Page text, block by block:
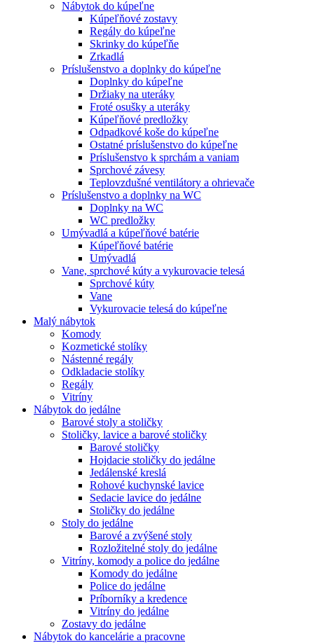
Nábytok do kúpeľne
Kúpeľňové zostavy
Regály do kúpeľne
Skrinky do kúpeľňe
Zrkadlá
Príslušenstvo a doplnky do kúpeľne
Doplnky do kúpeľne
Držiaky na uteráky
Froté osušky a uteráky
Kúpeľňové predložky
Odpadkové koše do kúpeľne
Ostatné príslušenstvo do kúpeľne
Príslušenstvo k sprchám a vaniam
Sprchové závesy
Teplovzdušné ventilátory a ohrievače
Príslušenstvo a doplnky na WC
Doplnky na WC
WC predložky
Umývadlá a kúpeľňové batérie
Kúpeľňové batérie
Umývadlá
Vane, sprchové kúty a vykurovacie telesá
Sprchové kúty
Vane
Vykurovacie telesá do kúpeľne
Malý nábytok
Komody
Kozmetické stolíky
Nástenné regály
Odkladacie stolíky
Regály
Vitríny
Nábytok do jedálne
Barové stoly a stoličky
Stoličky, lavice a barové stoličky
Barové stoličky
Hojdacie stoličky do jedálne
Jedálenské kreslá
Rohové kuchynské lavice
Sedacie lavice do jedálne
Stoličky do jedálne
Stoly do jedálne
Barové a zvýšené stoly
Rozložitelné stoly do jedálne
Vitríny, komody a police do jedálne
Komody do jedálne
Police do jedálne
Príborníky a kredence
Vitríny do jedálne
Zostavy do jedálne
Nábytok do kancelárie a pracovne